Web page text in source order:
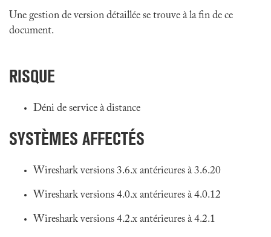
Une gestion de version détaillée se trouve à la fin de ce
document.
RISQUE
Déni de service à distance
SYSTÈMES AFFECTÉS
Wireshark versions 3.6.x antérieures à 3.6.20
Wireshark versions 4.0.x antérieures à 4.0.12
Wireshark versions 4.2.x antérieures à 4.2.1